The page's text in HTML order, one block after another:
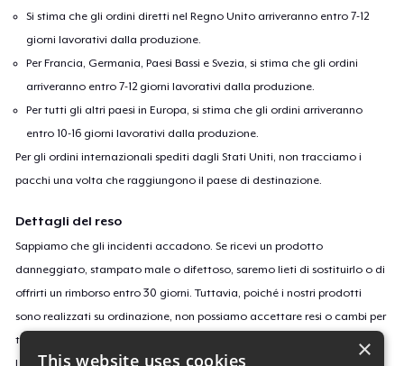
Si stima che gli ordini diretti nel Regno Unito arriveranno entro 7-12
giorni lavorativi dalla produzione.
Per Francia, Germania, Paesi Bassi e Svezia, si stima che gli ordini
arriveranno entro 7-12 giorni lavorativi dalla produzione.
Per tutti gli altri paesi in Europa, si stima che gli ordini arriveranno
entro 10-16 giorni lavorativi dalla produzione.
Per gli ordini internazionali spediti dagli Stati Uniti, non tracciamo i
pacchi una volta che raggiungono il paese di destinazione.
Dettagli del reso
Sappiamo che gli incidenti accadono. Se ricevi un prodotto
danneggiato, stampato male o difettoso, saremo lieti di sostituirlo o di
offrirti un rimborso entro 30 giorni. Tuttavia, poiché i nostri prodotti
sono realizzati su ordinazione, non possiamo accettare resi o cambi per
taglie o colori errati o se cambi semplicemente idea.
Leggi
quiper saperne di più sulla nostra politica di reso.
×
This website uses cookies